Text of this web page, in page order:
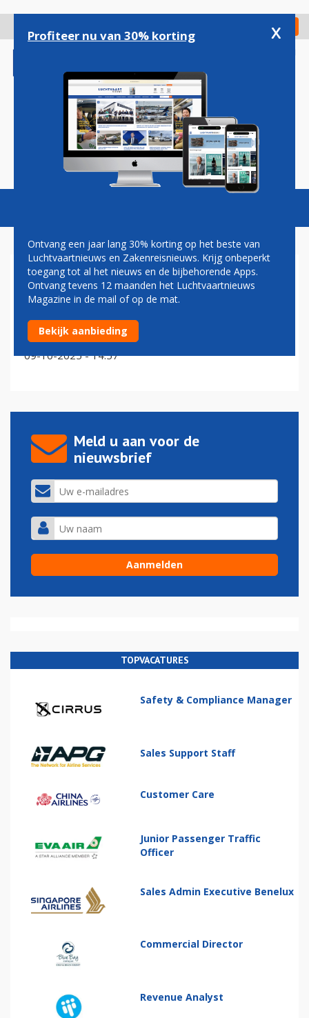
gaan
Check in
Magazine Podcasts Vacatures
EY
KLM moet van minister snel financieel orde op zaken
stellen: 'winst maken is hard nodig’
09-10-2025 - 14:57
Meld u aan voor de
nieuwsbrief
TOPVACATURES
Safety & Compliance Manager
Sales Support Staff
Customer Care
Junior Passenger Traffic
Officer
Sales Admin Executive Benelux
Commercial Director
Revenue Analyst
Profiteer nu van 30% korting x
Ontvang een jaar lang 30% korting op het beste van
Luchtvaartnieuws en Zakenreisnieuws. Krijg onbeperkt
toegang tot al het nieuws en de bijbehorende Apps.
Ontvang tevens 12 maanden het Luchtvaartnieuws
Magazine in de mail of op de mat.
Bekijk aanbieding